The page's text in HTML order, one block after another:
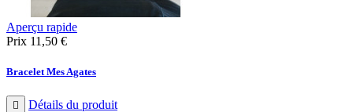
Aperçu rapide
Prix 11,50 €
Bracelet Mes Agates
 Détails du produit